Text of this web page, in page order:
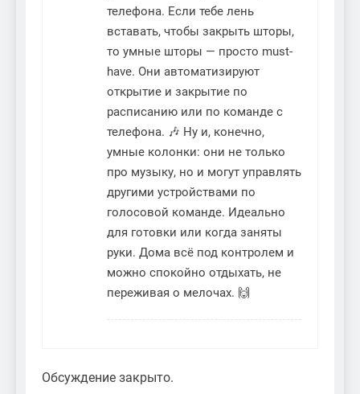
телефона. Если тебе лень
вставать, чтобы закрыть шторы,
то умные шторы — просто must-
have. Они автоматизируют
открытие и закрытие по
расписанию или по команде с
телефона. 🎶 Ну и, конечно,
умные колонки: они не только
про музыку, но и могут управлять
другими устройствами по
голосовой команде. Идеально
для готовки или когда заняты
руки. Дома всё под контролем и
можно спокойно отдыхать, не
переживая о мелочах. 🙌
Обсуждение закрыто.